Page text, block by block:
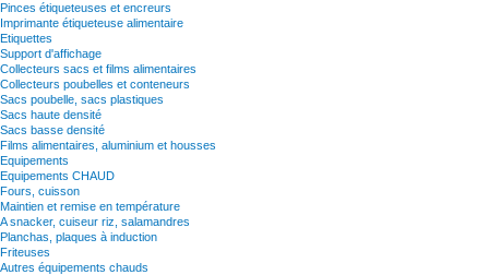
Pinces étiqueteuses et encreurs
Imprimante étiqueteuse alimentaire
Etiquettes
Support d'affichage
Collecteurs sacs et films alimentaires
Collecteurs poubelles et conteneurs
Sacs poubelle, sacs plastiques
Sacs haute densité
Sacs basse densité
Films alimentaires, aluminium et housses
Equipements
Equipements CHAUD
Fours, cuisson
Maintien et remise en température
A snacker, cuiseur riz, salamandres
Planchas, plaques à induction
Friteuses
Autres équipements chauds